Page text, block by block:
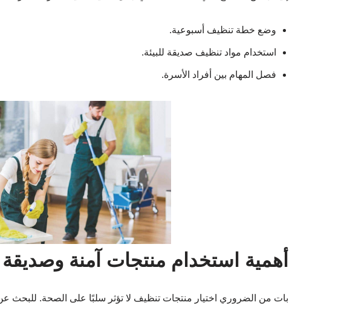
وضع خطة تنظيف أسبوعية.
استخدام مواد تنظيف صديقة للبيئة.
فصل المهام بين أفراد الأسرة.
أهمية استخدام منتجات آمنة وصديقة
بات من الضروري اختيار منتجات تنظيف لا تؤثر سلبًا على الصحة. للبحث